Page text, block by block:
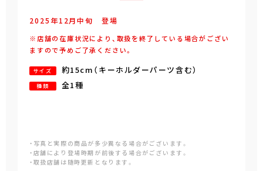
2025年12月中旬 登場
※店舗の在庫状況により、取扱を終了している場合がござい
ますので予めご了承ください。
サイズ 約15cm （キーホルダーパーツ含む）
種類 全1種
・写真と実際の商品が多少異なる場合がございます。
・店舗により登場時期が前後する場合がございます。
・取扱店舗は随時更新となります。